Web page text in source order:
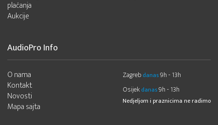
plaćanja
Aukcije
AudioPro Info
O nama
Kontakt
Novosti
Mapa sajta
Zagreb danas9h - 13h
Osijek danas9h - 13h
Nedjeljom i praznicima ne radimo